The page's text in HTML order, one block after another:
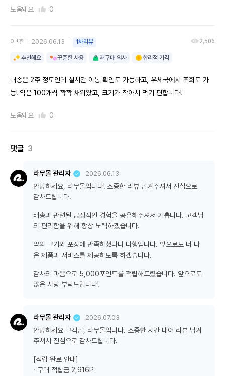
도움돼요 0
이*헌 2026.06.13 1차리뷰 2,506
추천해요 꾸준한 사용 재구매 의사 합리적 가격
배송은 2주 정도인데 실시간 이동 확인도 가능하고, 우체국에서 조회도 가
능! 약은 100개씩 꽉꽉 채워왔고, 크기가 작아서 먹기 편합니다!
도움돼요 0
댓글 3
라무몰 관리자 2026.06.13
안녕하세요, 라무몰입니다! 소중한 리뷰 남겨주셔서 진심으로
감사드립니다.
배송과 관련된 긍정적인 경험을 공유해주셔서 기쁩니다. 고객님
의 편리함을 위해 항상 노력하겠습니다.
약의 크기와 포장에 만족하셨다니 다행입니다. 앞으로도 더 나
은 제품과 서비스를 제공하도록 하겠습니다.
감사의 마음으로 5,000포인트를 적립해드렸습니다. 앞으로도
많은 사랑 부탁드립니다!
라무몰 관리자 2026.07.03
안녕하세요 고객님, 라무몰입니다. 소중한 시간 내어 리뷰 남겨
주셔서 진심으로 감사드립니다.
[적립 완료 안내]
· 구매 적립금 2,916P